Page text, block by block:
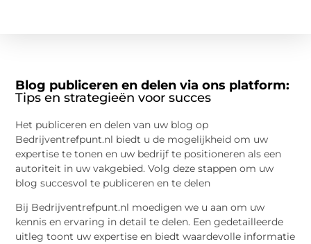
Blog publiceren en delen via ons platform:
Tips en strategieën voor succes
Het publiceren en delen van uw blog op
Bedrijventrefpunt.nl biedt u de mogelijkheid om uw
expertise te tonen en uw bedrijf te positioneren als een
autoriteit in uw vakgebied. Volg deze stappen om uw
blog succesvol te publiceren en te delen
Bij Bedrijventrefpunt.nl moedigen we u aan om uw
kennis en ervaring in detail te delen. Een gedetailleerde
uitleg toont uw expertise en biedt waardevolle informatie